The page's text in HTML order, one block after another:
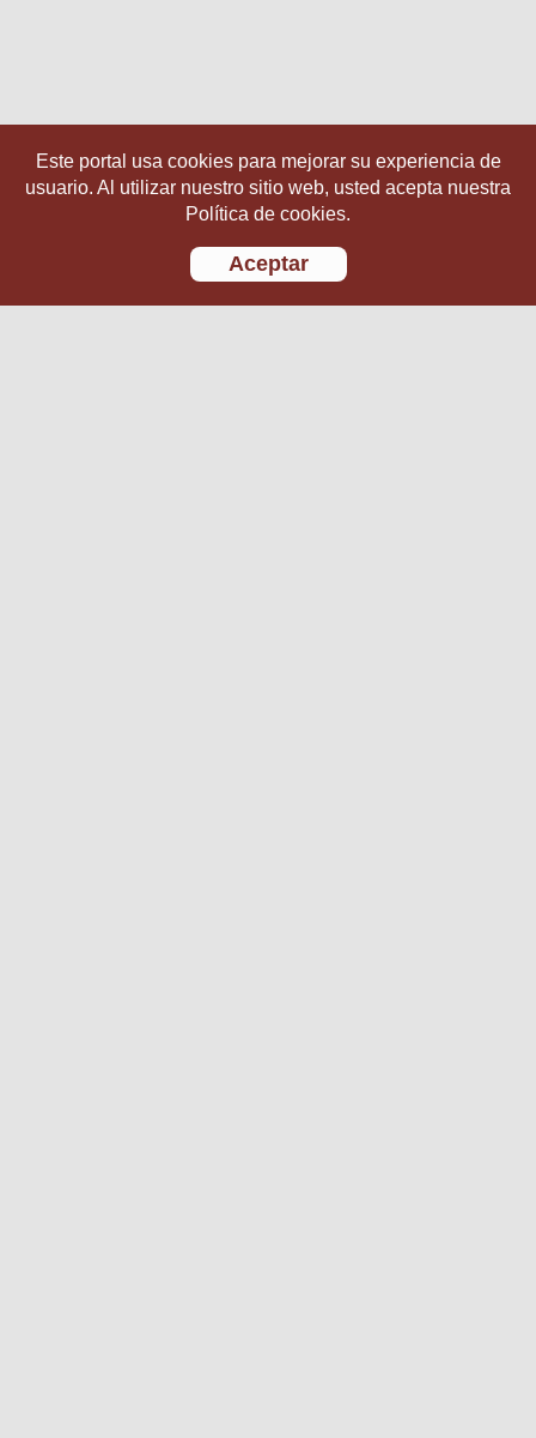
Este portal usa cookies para mejorar su experiencia de
usuario. Al utilizar nuestro sitio web, usted acepta nuestra
Política de cookies.
Aceptar